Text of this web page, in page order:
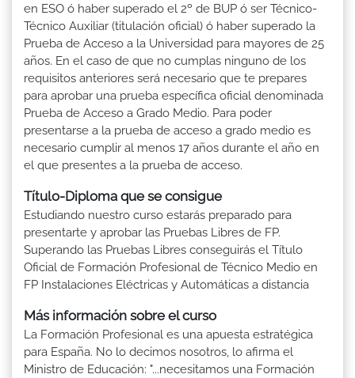
en ESO ó haber superado el 2º de BUP ó ser Técnico-
Técnico Auxiliar (titulación oficial) ó haber superado la
Prueba de Acceso a la Universidad para mayores de 25
años. En el caso de que no cumplas ninguno de los
requisitos anteriores será necesario que te prepares
para aprobar una prueba específica oficial denominada
Prueba de Acceso a Grado Medio. Para poder
presentarse a la prueba de acceso a grado medio es
necesario cumplir al menos 17 años durante el año en
el que presentes a la prueba de acceso.
Título-Diploma que se consigue
Estudiando nuestro curso estarás preparado para
presentarte y aprobar las Pruebas Libres de FP.
Superando las Pruebas Libres conseguirás el Título
Oficial de Formación Profesional de Técnico Medio en
FP Instalaciones Eléctricas y Automáticas a distancia
Más información sobre el curso
La Formación Profesional es una apuesta estratégica
para España. No lo decimos nosotros, lo afirma el
Ministro de Educación: "...necesitamos una Formación